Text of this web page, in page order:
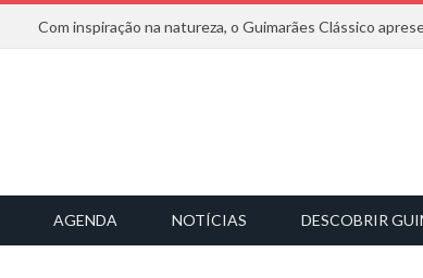
AGENDA NOTÍCIAS DESCOBRIR